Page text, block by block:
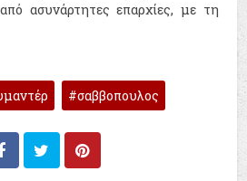
ασυνάρτητες επαρχίες, με τη
σαββοπουλος